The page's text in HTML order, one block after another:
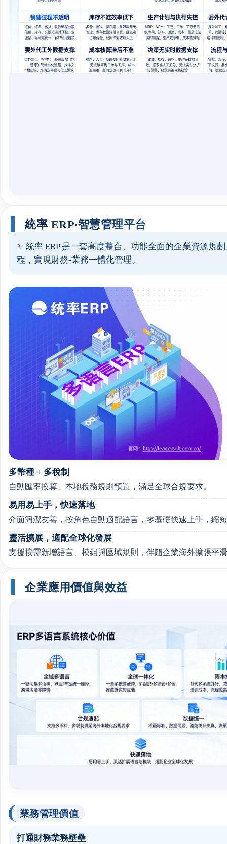
統率 ERP·智慧管理平台
✨ 統率 ERP 是一套高度整合、功能全面的企業資源
程，實現財務-業務一體化管理。
多幣種 + 多稅制
自動匯率換算、本地稅務規則預置，滿足全球合規要求。
易用易上手，快速落地
介面簡潔友善，按角色自動適配語言，零基礎快速上手，縮
靈活擴展，適配全球化發展
支援按需新增語言、模組與區域規則，伴隨企業海外擴張平
企業應用價值與效益
業務管理價值
打通財務業務壁壘